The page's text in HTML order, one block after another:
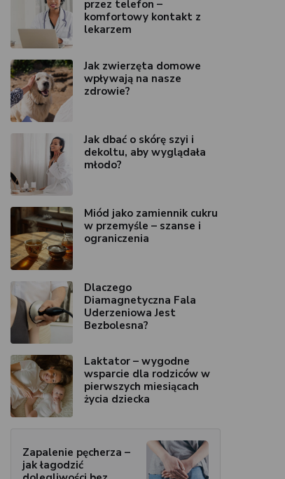
przez telefon –
komfortowy kontakt z
lekarzem
Jak zwierzęta domowe
wpływają na nasze
zdrowie?
Jak dbać o skórę szyi i
dekoltu, aby wyglądała
młodo?
Miód jako zamiennik cukru
w przemyśle – szanse i
ograniczenia
Dlaczego
Diamagnetyczna Fala
Uderzeniowa Jest
Bezbolesna?
Laktator – wygodne
wsparcie dla rodziców w
pierwszych miesiącach
życia dziecka
Zapalenie pęcherza –
jak łagodzić